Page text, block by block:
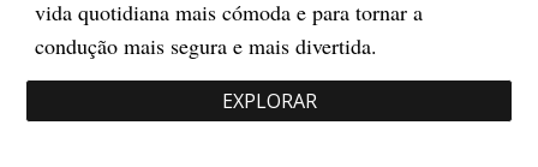
vida quotidiana mais cómoda e para tornar a
condução mais segura e mais divertida.
EXPLORAR